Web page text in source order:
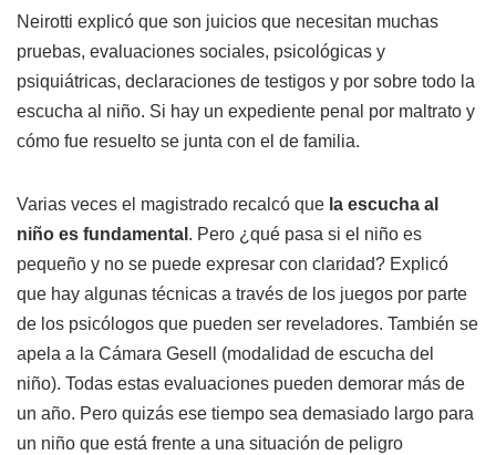
Neirotti explicó que son juicios que necesitan muchas
pruebas, evaluaciones sociales, psicológicas y
psiquiátricas, declaraciones de testigos y por sobre todo la
escucha al niño. Si hay un expediente penal por maltrato y
cómo fue resuelto se junta con el de familia.
Varias veces el magistrado recalcó que la escucha al
niño es fundamental . Pero ¿qué pasa si el niño es
pequeño y no se puede expresar con claridad? Explicó
que hay algunas técnicas a través de los juegos por parte
de los psicólogos que pueden ser reveladores. También se
apela a la Cámara Gesell (modalidad de escucha del
niño). Todas estas evaluaciones pueden demorar más de
un año. Pero quizás ese tiempo sea demasiado largo para
un niño que está frente a una situación de peligro